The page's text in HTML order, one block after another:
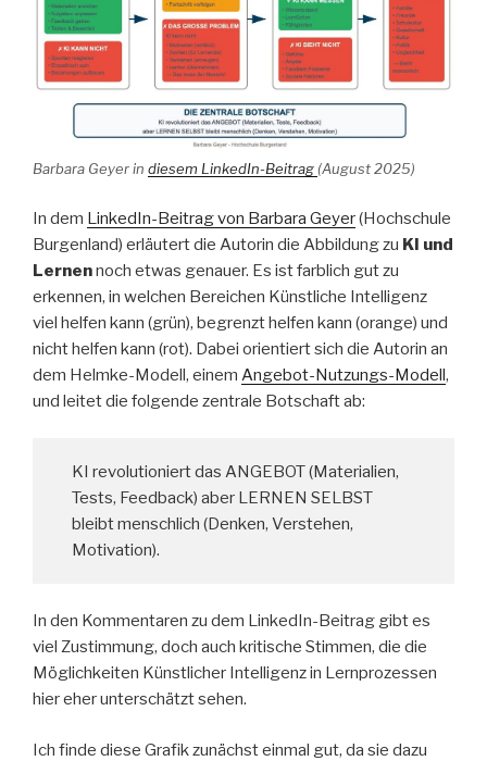
Barbara Geyer in diesem LinkedIn-Beitrag (August 2025)
In dem LinkedIn-Beitrag von Barbara Geyer(Hochschule
Burgenland) erläutert die Autorin die Abbildung zu KI und
Lernennoch etwas genauer. Es ist farblich gut zu
erkennen, in welchen Bereichen Künstliche Intelligenz
viel helfen kann (grün), begrenzt helfen kann (orange) und
nicht helfen kann (rot). Dabei orientiert sich die Autorin an
dem Helmke-Modell, einem Angebot-Nutzungs-Modell,
und leitet die folgende zentrale Botschaft ab:
KI revolutioniert das ANGEBOT (Materialien,
Tests, Feedback) aber LERNEN SELBST
bleibt menschlich (Denken, Verstehen,
Motivation).
In den Kommentaren zu dem LinkedIn-Beitrag gibt es
viel Zustimmung, doch auch kritische Stimmen, die die
Möglichkeiten Künstlicher Intelligenz in Lernprozessen
hier eher unterschätzt sehen.
Ich finde diese Grafik zunächst einmal gut, da sie dazu